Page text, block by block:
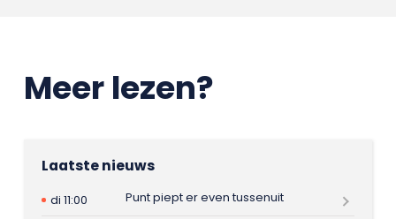
Meer lezen?
Laatste nieuws
di 11:00
Punt piept er even tussenuit